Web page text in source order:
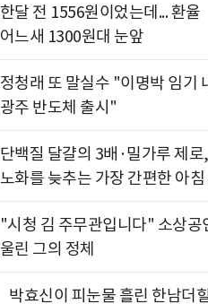
한달 전 1556원이었는데... 환율
어느새 1300원대 눈앞
정청래 또 말실수 "이명박 임기
광주 반도체 출시"
단백질 달걀의 3배·밀가루 제로,
노화를 늦추는 가장 간편한 아침
"시청 김 주무관입니다" 소상공
울린 그의 정체
박효신이 피눈물 흘린 한남더